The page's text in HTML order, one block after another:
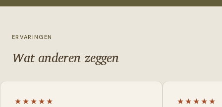
ERVARINGEN
Wat anderen zeggen
★★★★★ ★★★★★